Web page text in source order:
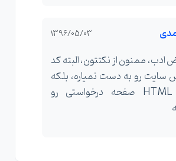
1396/05/03
ادب، ممنون از نکتتون، البته کد
رو به دست نمیاره، بلکه
محتویات HTML صفحه درخواستی رو